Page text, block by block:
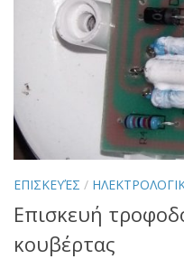
ΕΠΙΣΚΕΥΈΣ /
Επισκευή
κουβέρτας